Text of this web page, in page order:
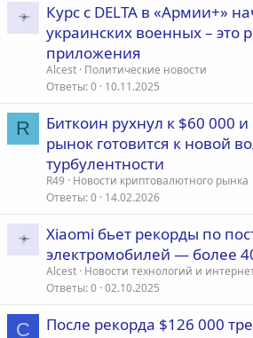
Курс с DELTA в «Армии+»
украинских военных – это
приложения
Alcest Политические новости
Ответы 0 10.11.2025
R
Биткоин рухнул к $60 000
рынок готовится к новой
турбулентности
R49
Новости криптовалютного рынка
Ответы 0 14.02.2026
Xiaomi бьет рекорды по
электромобилей — более
Alcest Новости технологий и
Ответы 0 02.10.2025
C
После рекорда $126 000